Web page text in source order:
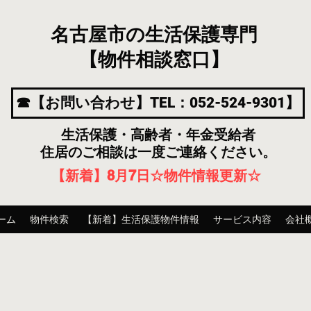
名古屋市の生活保護専門
【物件相談窓口】
☎【お問い合わせ】TEL：052-524-9301】
生活保護・高齢者・年金受給者
住居のご相談は一度ご連絡ください。
【新着】8月7日 ☆物件情報更新☆
ム 物件検索 【新着】生活保護物件情報 サービス内容 会社